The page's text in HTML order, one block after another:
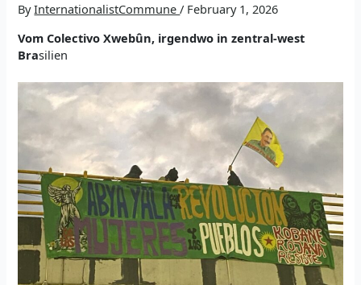
ByInternationalistCommune/ February 1, 2026
Vom Colectivo Xwebûn, irgendwo in zentral-west
Brasilien